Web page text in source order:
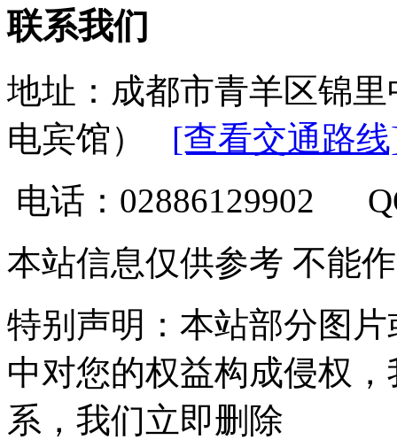
联系我们
地址：成都市青羊区锦
电宾馆） [查看交通路
电话：02886129902
本站信息仅供参考 不能
特别声明：本站部分图
中对您的权益构成侵权
系，我们立即删除